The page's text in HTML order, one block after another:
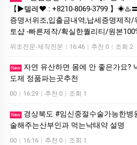
【▶텔레♥ : +8210-8069-3799 】◈♨️
증명서위조,입출금내역,납세증명제작
토샵 -빠른제작/확실한퀄리티/원본
위조전문-제작전문 | 16:46 | 추천 0 | 조회 2
New
자연 유산하면 몸에 안 좋은가요?
도제 정품파는곳추천
00 | 16:29 | 추천 0 | 조회 1
New
경상북도 #임신중절수술가능한병
술해주는산부인과 먹는낙­태약 설명
00 | 16:16 | 추천 0 | 조회 1